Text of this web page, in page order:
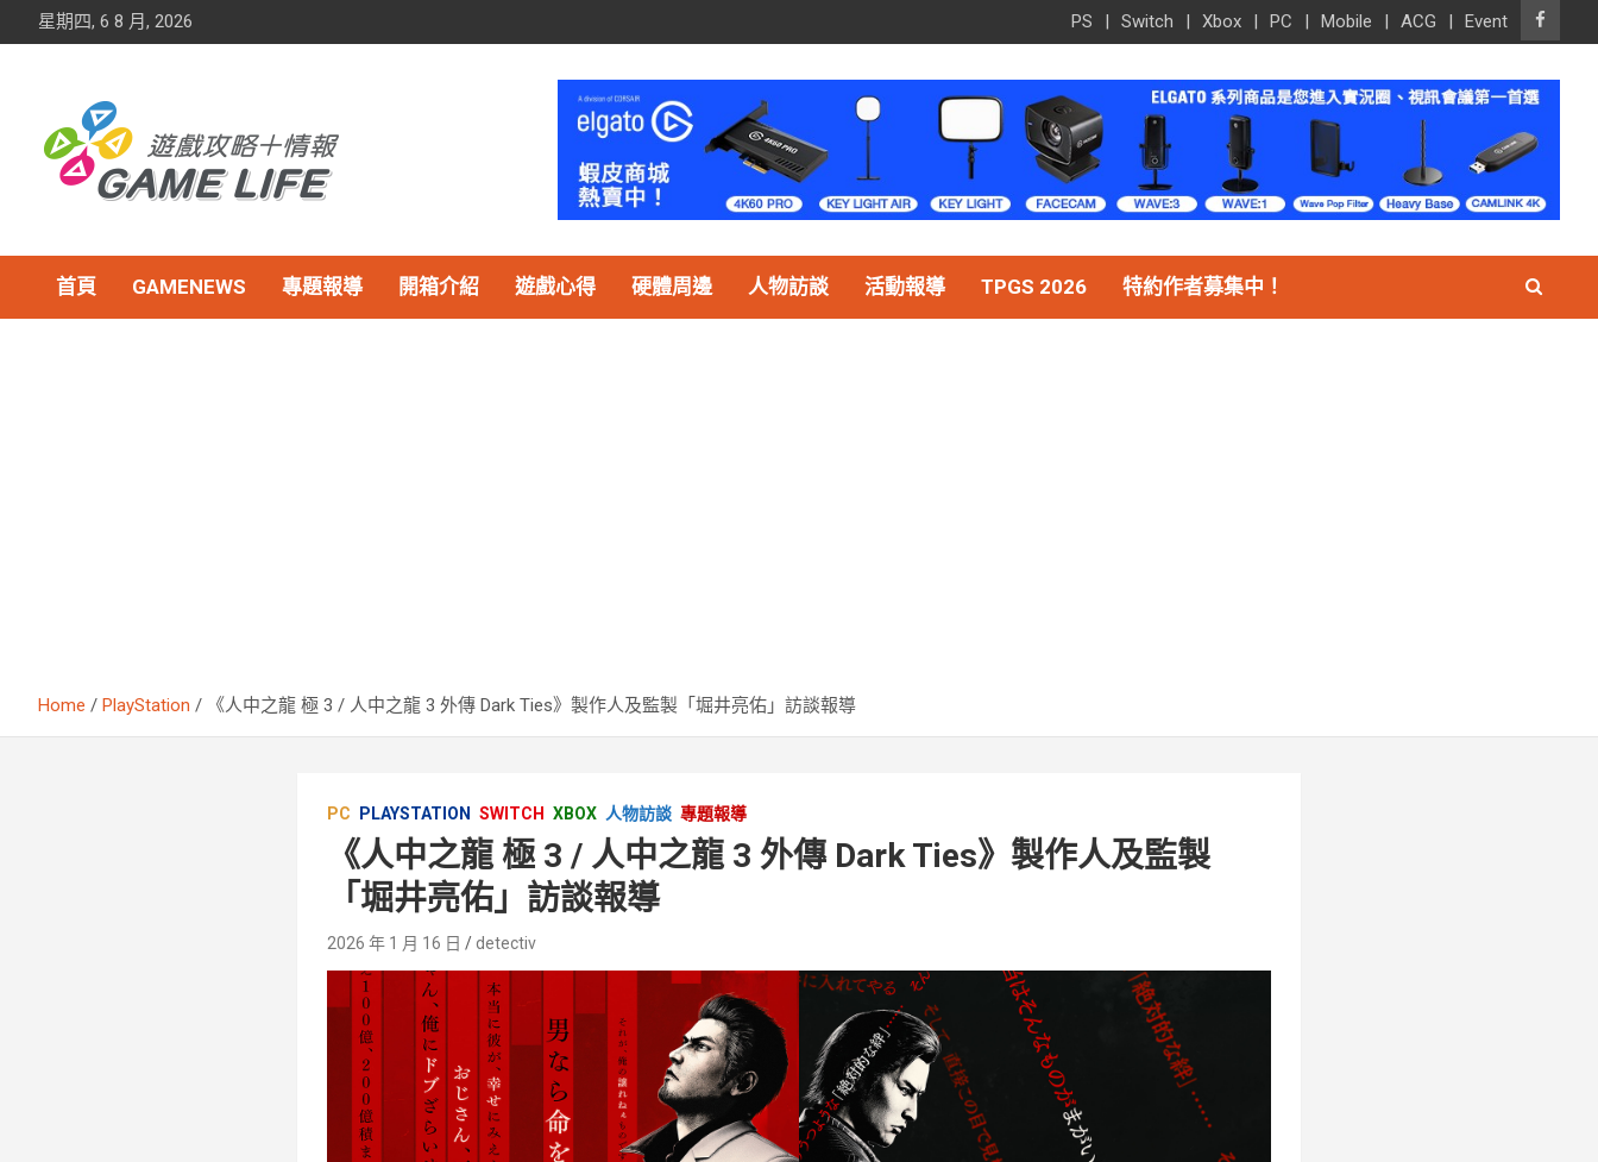
星期四, 6 8 月, 2026 PS Switch Xbox PC Mobile ACG Event
首頁 GAMENEWS 專題報導 開箱介紹 遊戲心得 硬體周邊 人物訪談 活動報導 TPGS 2026 特約作者募集中！
Home PlayStation 《人中之龍 極 3 / 人中之龍 3 外傳 Dark Ties》製作人及監製「堀井亮佑」訪談報導
PC PLAYSTATION SWITCH XBOX 人物訪談 專題報導
《人中之龍 極 3 / 人中之龍 3 外傳 Dark Ties》製作人及監製
「堀井亮佑」訪談報導
2026 年 1 月 16 日 detectiv